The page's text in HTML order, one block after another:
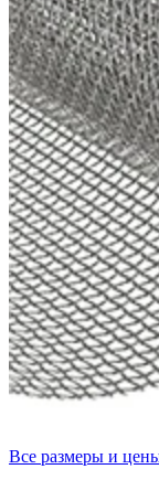
Все размеры и